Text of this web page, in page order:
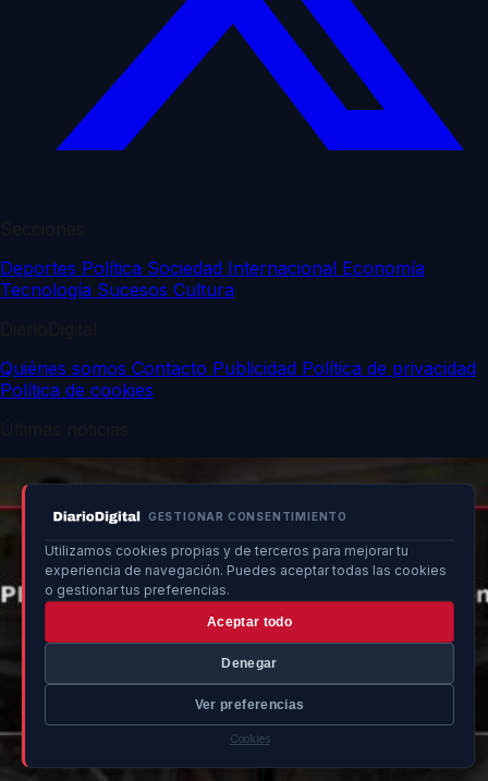
GESTIONAR CONSENTIMIENTO
Utilizamos cookies propias y de terceros para mejorar tu
experiencia de navegación. Puedes aceptar todas las cookies
o gestionar tus preferencias.
Aceptar todo
Denegar
Ver preferencias
Cookies
Deportes Política Sociedad Internacional Economía
Tecnología Sucesos Cultura
Quiénes somos Contacto Publicidad Política de privacidad
Política de cookies